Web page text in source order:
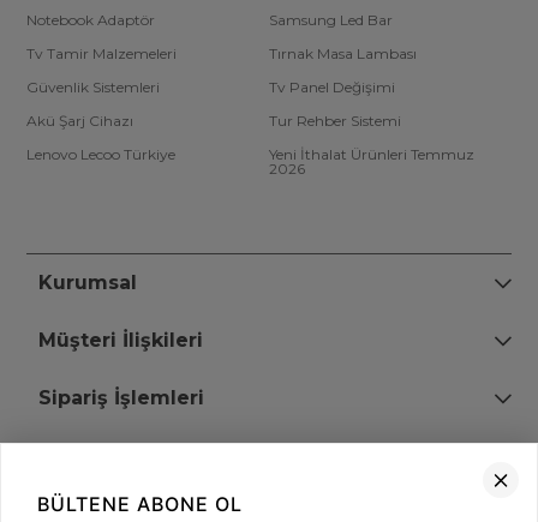
Notebook Adaptör
Samsung Led Bar
Tv Tamir Malzemeleri
Tırnak Masa Lambası
Güvenlik Sistemleri
Tv Panel Değişimi
Akü Şarj Cihazı
Tur Rehber Sistemi
Lenovo Lecoo Türkiye
Yeni İthalat Ürünleri Temmuz
2026
Kurumsal
Müşteri İlişkileri
Sipariş İşlemleri
+90 (850) 473 08 08
BÜLTENE ABONE OL